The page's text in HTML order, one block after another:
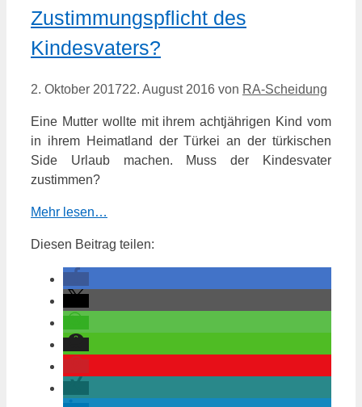
Zustimmungspflicht des
Kindesvaters?
2. Oktober 201722. August 2016 von RA-Scheidung
Eine Mutter wollte mit ihrem achtjährigen Kind vom
in ihrem Heimatland der Türkei an der türkischen
Side Urlaub machen. Muss der Kindesvater
zustimmen?
Mehr lesen…
Diesen Beitrag teilen: